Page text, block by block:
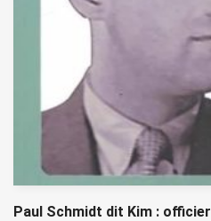
Paul Schmidt dit Kim :